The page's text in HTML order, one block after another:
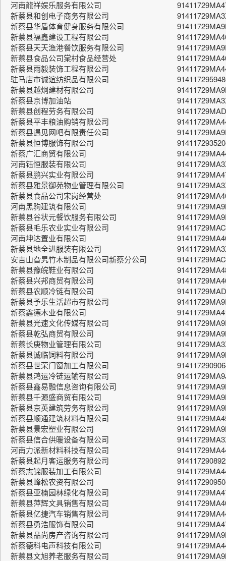
河南龍祥娱乐服务有限公司
新蔡县和创电子商务有限公司
新蔡县华盾体育健身服务有限公司
新蔡县福鑫建设工程有限公司
新蔡县天天渔港餐饮服务有限公司
新蔡县食品公司棠村食品经营处
新蔡县雨毅装饰工程有限公司
驻马店市诚谊纺织品有限公司
新蔡县越炯建材有限公司
新蔡县京博加油站
新蔡县创程劳务有限公司
新蔡县平丰粮油购销有限公司
新蔡县遇见网吧有限责任公司
新蔡县恒博服饰有限公司
新蔡广汇商贸有限公司
河南钰恒服装有限公司
新蔡县鹏兴实业有限公司
新蔡县雅景御苑物业管理有限公司
新蔡县食品公司宋岗经营处
河南黑驹建筑有限公司
新蔡县谷状元餐饮服务有限公司
新蔡县毛乐农业实业有限公司
河南坤达置业有限公司
新蔡县地全进服装有限公司
安吉山旮旯竹木制品有限公司新蔡分公司
新蔡县豫皖鞋业有限公司
新蔡县兴邦商贸有限公司
新蔡县农顺冷链有限公司
新蔡县予乐生活超市有限公司
新蔡鑫德木业有限公司
新蔡县光速文化传媒有限公司
新蔡县乾弘商贸有限公司
新蔡长庚物业管理有限公司
新蔡县诚临饲料有限公司
新蔡县世荣门窗加工有限公司
新蔡县鸿运冷链运输有限公司
新蔡县鑫易融信息咨询有限公司
新蔡县千源盛商贸有限公司
新蔡县京英建筑劳务有限公司
新蔡县顺通建筑材料有限公司
新蔡县景宏塑业有限公司
新蔡县信合供暖设备有限公司
河南力派新材料科技有限公司
新蔡县起月客运服务有限公司
新蔡志锦服装加工有限公司
新蔡县峰松农资有限公司
新蔡县亚楠园林绿化有限公司
新蔡县萍辉文具销售有限公司
新蔡县亿捷汽车销售有限公司
新蔡县勇浩服饰有限公司
新蔡县品尚房产咨询有限公司
新蔡德科电声科技有限公司
新蔡县文旭养老服务有限公司